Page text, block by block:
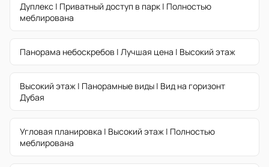
Дуплекс | Приватный доступ в парк | Полностью
меблирована
Панорама небоскребов | Лучшая цена | Высокий этаж
Высокий этаж | Панорамные виды | Вид на горизонт
Дубая
Угловая планировка | Высокий этаж | Полностью
меблирована